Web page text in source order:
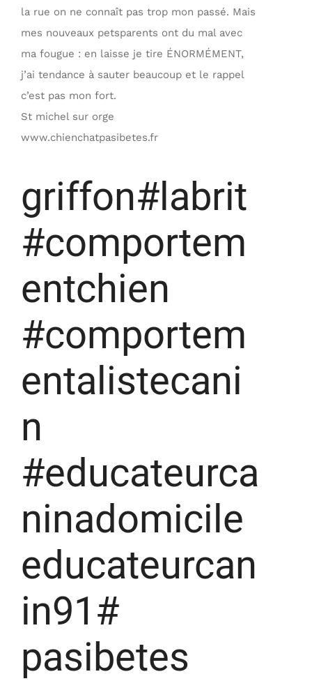
la rue on ne connaît pas trop mon passé. Mais
mes nouveaux petsparents ont du mal avec
ma fougue : en laisse je tire ÉNORMÉMENT,
j’ai tendance à sauter beaucoup et le rappel
c’est pas mon fort.
St michel sur orge
www.chienchatpasibetes.fr
griffon#labrit
#comportem
entchien
#comportem
entalistecani
n
#educateurca
ninadomicile
educateurcan
in91#
pasibetes